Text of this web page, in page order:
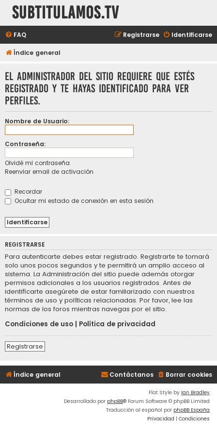
subtitulamos.tv
FAQ Identificarse
Registrarse
Índice general
El administrador del sitio requiere que estés
registrado y te hayas identificado para ver
perfiles.
Nombre de Usuario:
Contraseña:
Olvidé mi contraseña
Reenviar email de activación
Recordar
Ocultar mi estado de conexión en esta sesión
REGISTRARSE
Para autenticarte debes estar registrado. Registrarte te tomará
solo unos pocos segundos y te permitirá un amplio acceso al
sistema. La Administración del sitio puede además otorgar
permisos adicionales a los usuarios registrados. Antes de
identificarte asegúrete de estar familiarizado con nuestros
términos de uso y políticas relacionadas. Por favor, lee las
normas de los foros mientras navegas por el sitio.
Condiciones de uso
Política de privacidad
Registrarse
Índice general Borrar cookies
Contáctanos
Flat Style by Ian Bradley
Desarrollado por phpBB® Forum Software © phpBB Limited
Traducción al español por phpBB España
Privacidad | Condiciones